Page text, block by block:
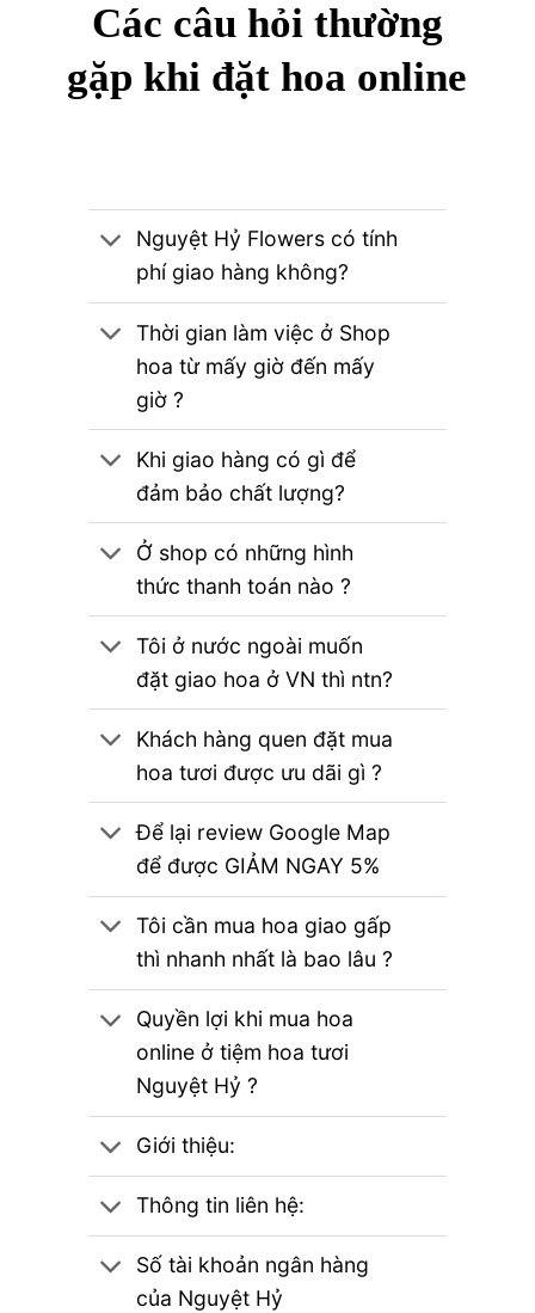
Các câu hỏi thường
gặp khi đặt hoa online
Nguyệt Hỷ Flowers có tính
phí giao hàng không?
Thời gian làm việc ở Shop
hoa từ mấy giờ đến mấy
giờ ?
Khi giao hàng có gì để
đảm bảo chất lượng?
Ở shop có những hình
thức thanh toán nào ?
Tôi ở nước ngoài muốn
đặt giao hoa ở VN thì ntn?
Khách hàng quen đặt mua
hoa tươi được ưu dãi gì ?
Để lại review Google Map
để được GIẢM NGAY 5%
Tôi cần mua hoa giao gấp
thì nhanh nhất là bao lâu ?
Quyền lợi khi mua hoa
online ở tiệm hoa tươi
Nguyệt Hỷ ?
Giới thiệu:
Thông tin liên hệ:
Số tài khoản ngân hàng
của Nguyệt Hỷ